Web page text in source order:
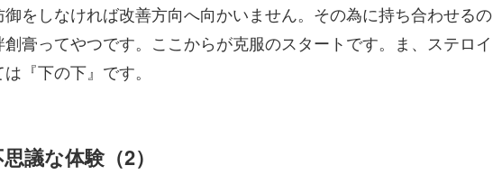
をしなければ改善方向へ向かいません。その為に持ち合わせるの
膏ってやつです。ここからが克服のスタートです。ま、ステロイ
『下の下』です。
議な体験（2）